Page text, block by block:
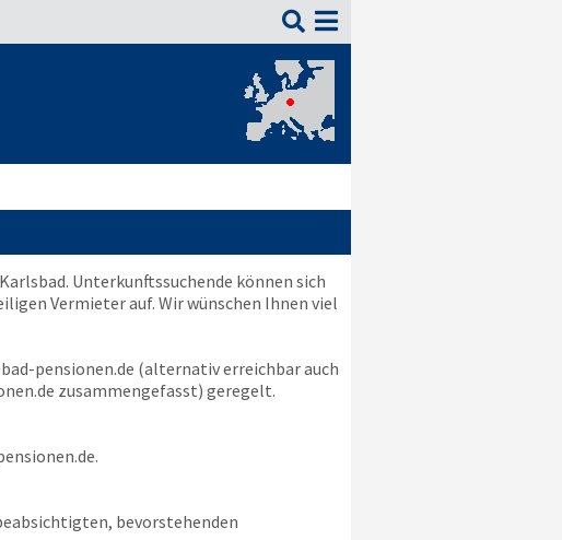

Unterkunftssuchende können sich
Vermieter auf. Wir wünschen Ihnen viel
pensionen.de (alternativ erreichbar auch
zusammengefasst) geregelt.
.
bevorstehenden